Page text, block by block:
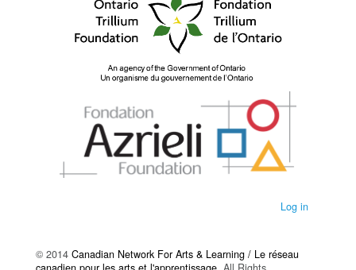
Log in
© 2014 Canadian Network For Arts & Learning / Le réseau